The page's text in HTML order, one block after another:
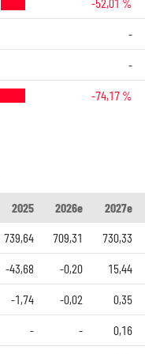
-52,01 %
-
-
-74,17 %
2025 2026e
2027e
739,64 709,31 730,33
-43,68 -0,20 15,44
-1,74 -0,02 0,35
- - 0,16